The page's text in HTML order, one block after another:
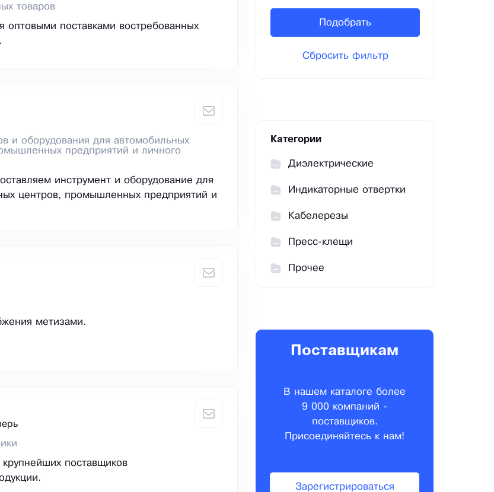
товаров
оптовыми поставками востребованных
и оборудования для автомобильных
предприятий и личного
инструмент и оборудование для
центров, промышленных предприятий и
метизами.
поставщиков
Подобрать
Сбросить фильтр
Категории
Диэлектрические
Индикаторные отвертки
Кабелерезы
Пресс-клещи
Прочее
Поставщикам
В нашем каталоге более
9 000 компаний -
поставщиков.
Присоединяйтесь к нам!
Зарегистрироваться